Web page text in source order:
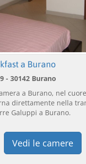
a Burano
- 30142 Burano
a Burano, nel
direttamente nella
Galuppi a Burano.
Vedi le camere